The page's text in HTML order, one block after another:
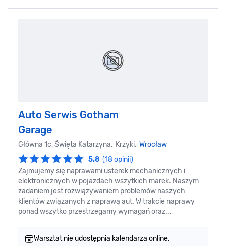
Auto Serwis Gotham
Garage
Główna 1c, Święta Katarzyna, Krzyki, Wrocław
5.8 (18 opinii)
Zajmujemy się naprawami usterek mechanicznych i
elektronicznych w pojazdach wszytkich marek. Naszym
zadaniem jest rozwiązywaniem problemów naszych
klientów związanych z naprawą aut. W trakcie naprawy
ponad wszytko przestrzegamy wymagań oraz...
Warsztat nie udostępnia kalendarza online.